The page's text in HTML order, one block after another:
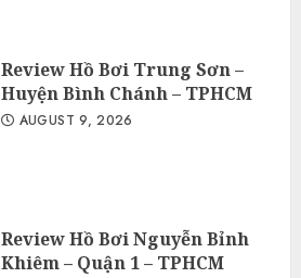
Review Hồ Bơi Trung Sơn –
Huyện Bình Chánh – TPHCM
AUGUST 9, 2026
Review Hồ Bơi Nguyễn Bỉnh
Khiêm – Quận 1 – TPHCM